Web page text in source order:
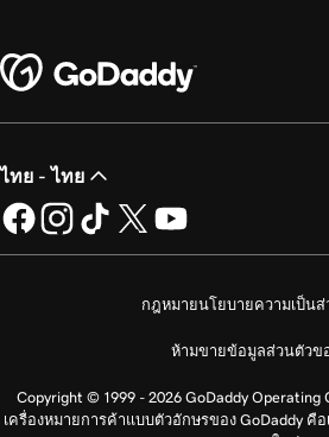
ไทย - ไทย
กฎหมายนโยบายความเป็นส่
ห้ามขายข้อมูลส่วนตัวข
Copyright © 1999 - 2026 GoDaddy Operating
เครื่องหมายการค้าแบบตัวอักษรของ GoDaddy คื